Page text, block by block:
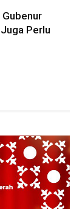
Gubenur
Perlu